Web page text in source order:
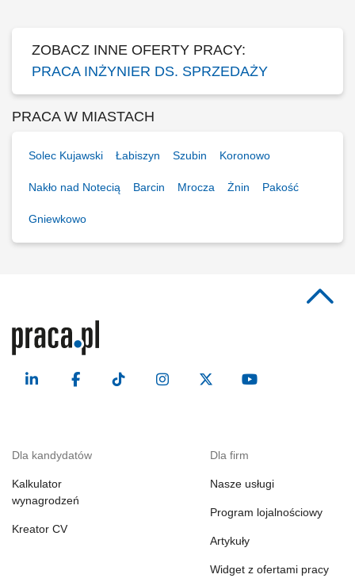
ZOBACZ INNE OFERTY PRACY:
PRACA INŻYNIER DS. SPRZEDAŻY
PRACA W MIASTACH
Solec Kujawski Łabiszyn Szubin Koronowo
Nakło nad Notecią Barcin Mrocza Żnin Pakość
Gniewkowo
Dla kandydatów
Kalkulator
wynagrodzeń
Kreator CV
Dla firm
Nasze usługi
Program lojalnościowy
Artykuły
Widget z ofertami pracy